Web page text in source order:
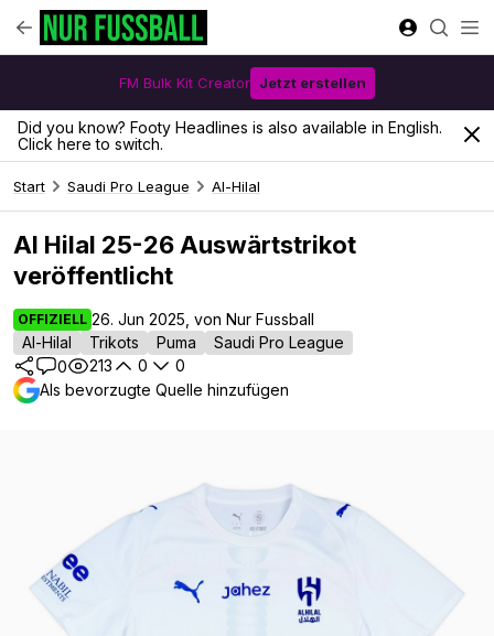
FM Bulk Kit Creator Jetzt erstellen
Did you know? Footy Headlines is also available in English.
Click here to switch.
Start Saudi Pro League Al-Hilal
Al Hilal 25-26 Auswärtstrikot
veröffentlicht
OFFIZIELL 26. Jun 2025, von Nur Fussball
Al-Hilal
Trikots Puma
Saudi Pro League
0
213 0
0
Als bevorzugte Quelle hinzufügen